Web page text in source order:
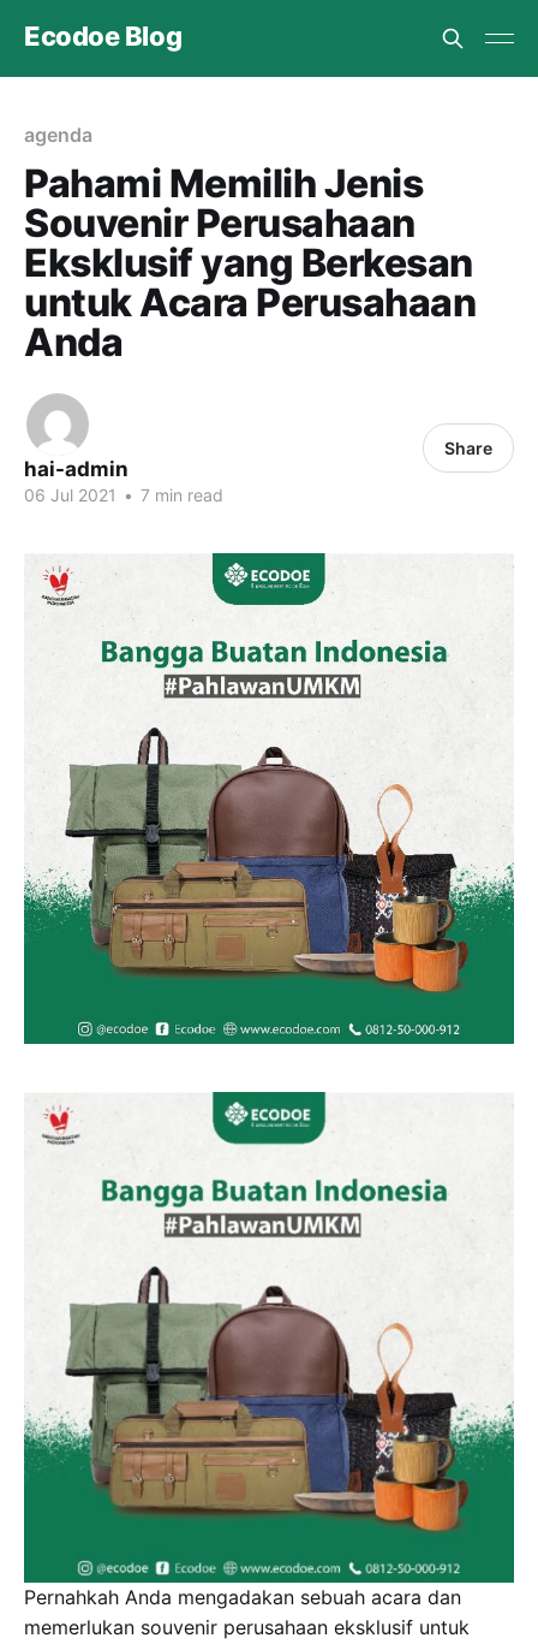
Ecodoe Blog
agenda
Pahami Memilih Jenis
Souvenir Perusahaan
Eksklusif yang Berkesan
untuk Acara Perusahaan
Anda
hai-admin
06 Jul 2021 • 7 min read
Share
Pernahkah Anda mengadakan sebuah acara dan
memerlukan souvenir perusahaan eksklusif untuk